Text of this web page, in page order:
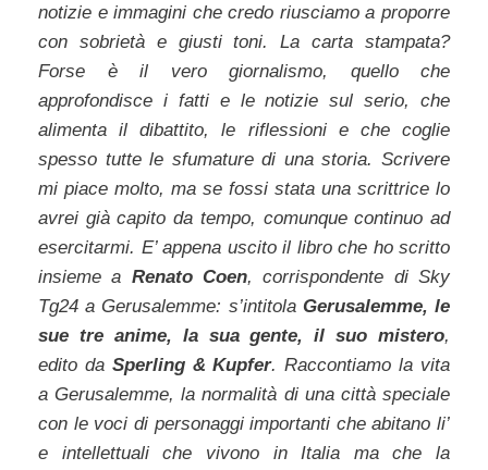
notizie e immagini che credo riusciamo a proporre
con sobrietà e giusti toni. La carta stampata?
Forse è il vero giornalismo, quello che
approfondisce i fatti e le notizie sul serio, che
alimenta il dibattito, le riflessioni e che coglie
spesso tutte le sfumature di una storia. Scrivere
mi piace molto, ma se fossi stata una scrittrice lo
avrei già capito da tempo, comunque continuo ad
esercitarmi. E’ appena uscito il libro che ho scritto
insieme a Renato Coen, corrispondente di Sky
Tg24 a Gerusalemme: s’intitola Gerusalemme, le
sue tre anime, la sua gente, il suo mistero,
edito da Sperling & Kupfer. Raccontiamo la vita
a Gerusalemme, la normalità di una città speciale
con le voci di personaggi importanti che abitano li’
e intellettuali che vivono in Italia ma che la